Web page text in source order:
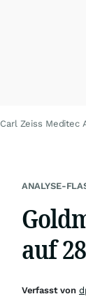
Carl Zeiss Meditec
ANALYSE-
auf
Verfasst von